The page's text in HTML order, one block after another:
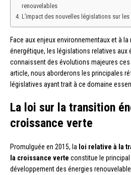
renouvelables
L’impact des nouvelles législations sur
Face aux enjeux environnementaux et à
énergétique, les législations relatives aux
connaissent des évolutions majeures
article, nous aborderons les principales
législatives ayant trait à ce domaine
La loi sur la transition
croissance verte
Promulguée en 2015, la loi relative à la
la croissance verte constitue le
développement des énergies